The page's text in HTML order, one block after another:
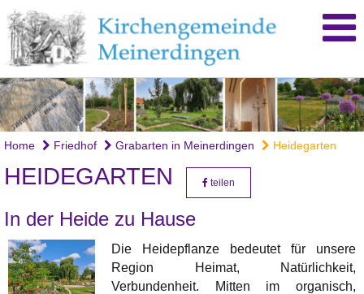
Home Friedhof Grabarten in Meinerdingen Heidegarten
HEIDEGARTEN teilen
In der Heide zu Hause
Die Heidepflanze bedeutet für unsere
Region Heimat, Natürlichkeit,
Verbundenheit. Mitten im organisch,